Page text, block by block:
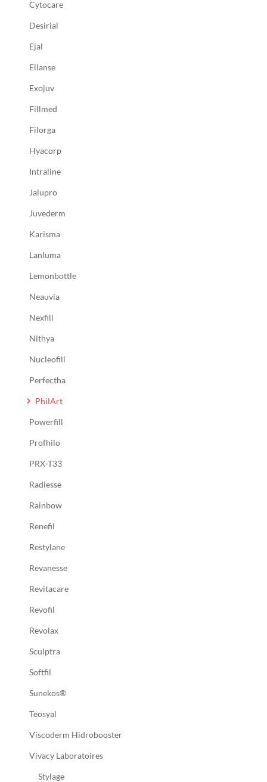
Cytocare
Desirial
Ejal
Ellanse
Exojuv
Fillmed
Filorga
Hyacorp
Intraline
Jalupro
Juvederm
Karisma
Lanluma
Lemonbottle
Neauvia
Nexfill
Nithya
Nucleofill
Perfectha
PhilArt
Powerfill
Profhilo
PRX-T33
Radiesse
Rainbow
Renefil
Restylane
Revanesse
Revitacare
Revofil
Revolax
Sculptra
Softfil
Sunekos®
Teosyal
Viscoderm Hidrobooster
Vivacy Laboratoires
Stylage